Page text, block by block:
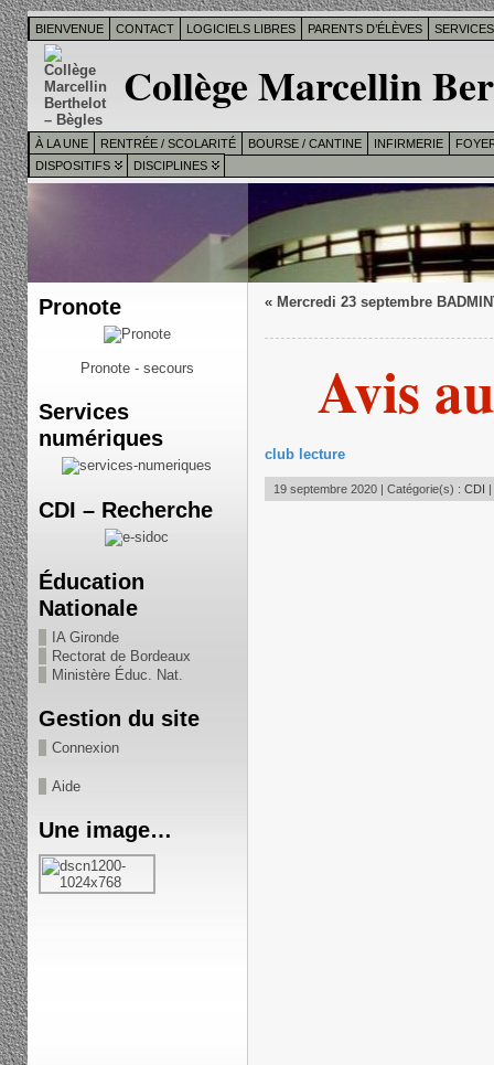
BIENVENUE CONTACT LOGICIELS LIBRES PARENTS D’ÉLÈVES
Collège Marcellin
À LA UNE RENTRÉE / SCOLARITÉ BOURSE / CANTINE INFIRMERIE
DISPOSITIFS
DISCIPLINES
Pronote
Pronote - secours
Services
numériques
CDI – Recherche
Éducation
Nationale
IA Gironde
Rectorat de Bordeaux
Ministère Éduc. Nat.
Gestion du site
Connexion
Aide
Une image…
« Mercredi 23 septembre
Avis
club lecture
19 septembre 2020 | Catégorie(s) : CDI |